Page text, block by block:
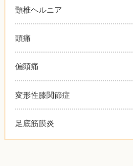
頸椎ヘルニア
頭痛
偏頭痛
変形性膝関節症
足底筋膜炎